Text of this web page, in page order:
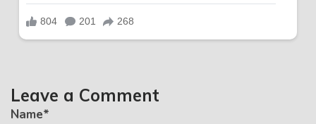
Leave a Comment
Name*